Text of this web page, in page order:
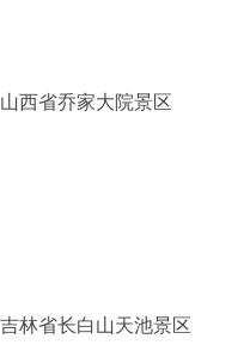
山西省乔家大院景区
吉林省长白山天池景区